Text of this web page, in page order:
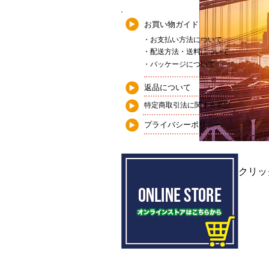
こちらをクリ
Previous
お買い物ガイド
・お支払い方法について
・配送方法・送料について
・パッケージについて
返品について
特定商取引法に関する表記
プライバシーポリシー